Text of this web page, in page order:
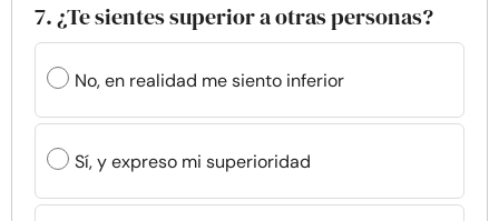
7. ¿Te sientes superior a otras personas?
No, en realidad me siento inferior
Sí, y expreso mi superioridad